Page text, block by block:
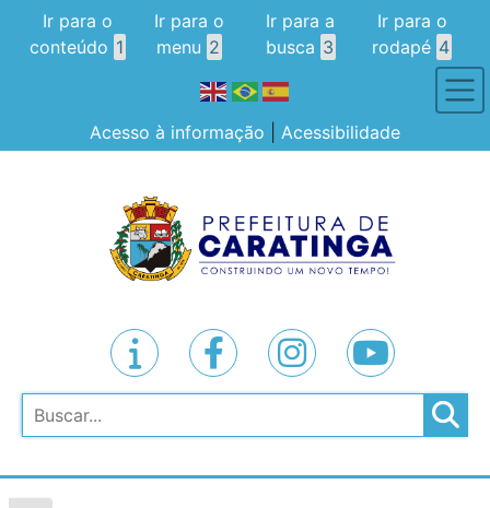
Ir para o
conteúdo 1
Ir para o
menu 2
Ir para a
busca 3
Ir para o
rodapé 4
Acesso à informação Acessibilidade
Pesquisar